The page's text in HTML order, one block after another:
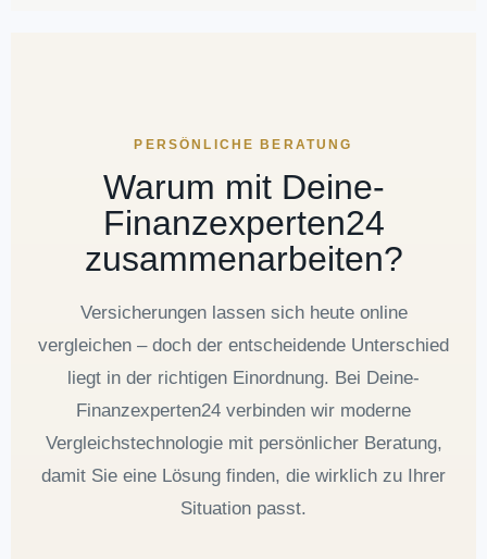
PERSÖNLICHE BERATUNG
Warum mit Deine-
Finanzexperten24
zusammenarbeiten?
Versicherungen lassen sich heute online
vergleichen – doch der entscheidende Unterschied
liegt in der richtigen Einordnung. Bei Deine-
Finanzexperten24 verbinden wir moderne
Vergleichstechnologie mit persönlicher Beratung,
damit Sie eine Lösung finden, die wirklich zu Ihrer
Situation passt.